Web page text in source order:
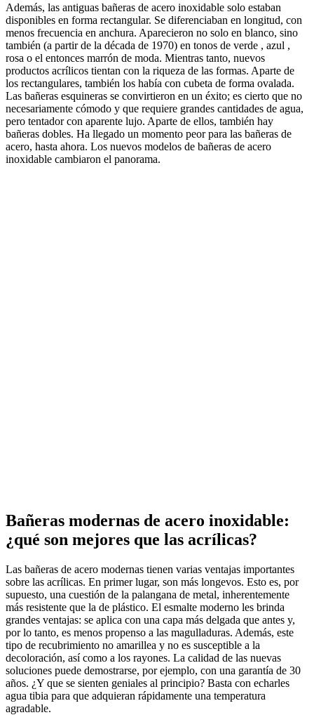
Además, las antiguas bañeras de acero inoxidable solo estaban
disponibles en forma rectangular. Se diferenciaban en longitud, con
menos frecuencia en anchura. Aparecieron no solo en blanco, sino
también (a partir de la década de 1970) en tonos de verde , azul ,
rosa o el entonces marrón de moda. Mientras tanto, nuevos
productos acrílicos tientan con la riqueza de las formas. Aparte de
los rectangulares, también los había con cubeta de forma ovalada.
Las bañeras esquineras se convirtieron en un éxito; es cierto que no
necesariamente cómodo y que requiere grandes cantidades de agua,
pero tentador con aparente lujo. Aparte de ellos, también hay
bañeras dobles. Ha llegado un momento peor para las bañeras de
acero, hasta ahora. Los nuevos modelos de bañeras de acero
inoxidable cambiaron el panorama.
Bañeras modernas de acero inoxidable:
¿qué son mejores que las acrílicas?
Las bañeras de acero modernas tienen varias ventajas importantes
sobre las acrílicas. En primer lugar, son más longevos. Esto es, por
supuesto, una cuestión de la palangana de metal, inherentemente
más resistente que la de plástico. El esmalte moderno les brinda
grandes ventajas: se aplica con una capa más delgada que antes y,
por lo tanto, es menos propenso a las magulladuras. Además, este
tipo de recubrimiento no amarillea y no es susceptible a la
decoloración, así como a los rayones. La calidad de las nuevas
soluciones puede demostrarse, por ejemplo, con una garantía de 30
años. ¿Y que se sienten geniales al principio? Basta con echarles
agua tibia para que adquieran rápidamente una temperatura
agradable.